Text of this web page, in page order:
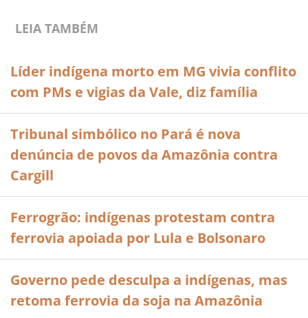
LEIA TAMBÉM
Líder indígena morto em MG vivia conflito
com PMs e vigias da Vale, diz família
Tribunal simbólico no Pará é nova
denúncia de povos da Amazônia contra
Cargill
Ferrogrão: indígenas protestam contra
ferrovia apoiada por Lula e Bolsonaro
Governo pede desculpa a indígenas, mas
retoma ferrovia da soja na Amazônia